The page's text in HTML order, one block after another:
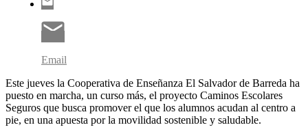
Email
Este jueves la Cooperativa de Enseñanza El Salvador de Barreda ha
puesto en marcha, un curso más, el proyecto Caminos Escolares
Seguros que busca promover el que los alumnos acudan al centro a
pie, en una apuesta por la movilidad sostenible y saludable.